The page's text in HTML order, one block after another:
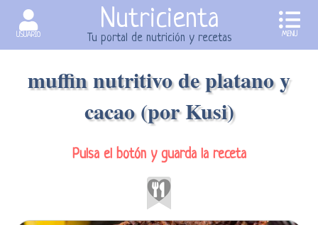
USUARIO
Nutricienta
Tu portal de nutrición y recetas MENU
muffin nutritivo de platano y
cacao (por Kusi)
Pulsa el botón y guarda la receta